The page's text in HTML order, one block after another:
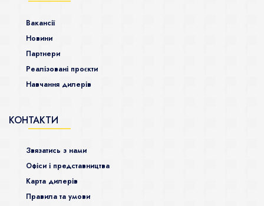
Ваканcії
Новини
Партнери
Реалізовані проєкти
Навчання дилерів
КОНТАКТИ
Звязатись з нами
Офіси і представництва
Карта дилерів
Правила та умови